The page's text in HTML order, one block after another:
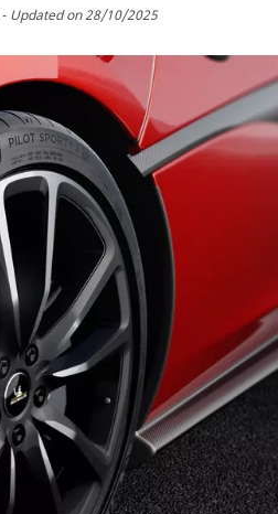
- Updated on 28/10/2025